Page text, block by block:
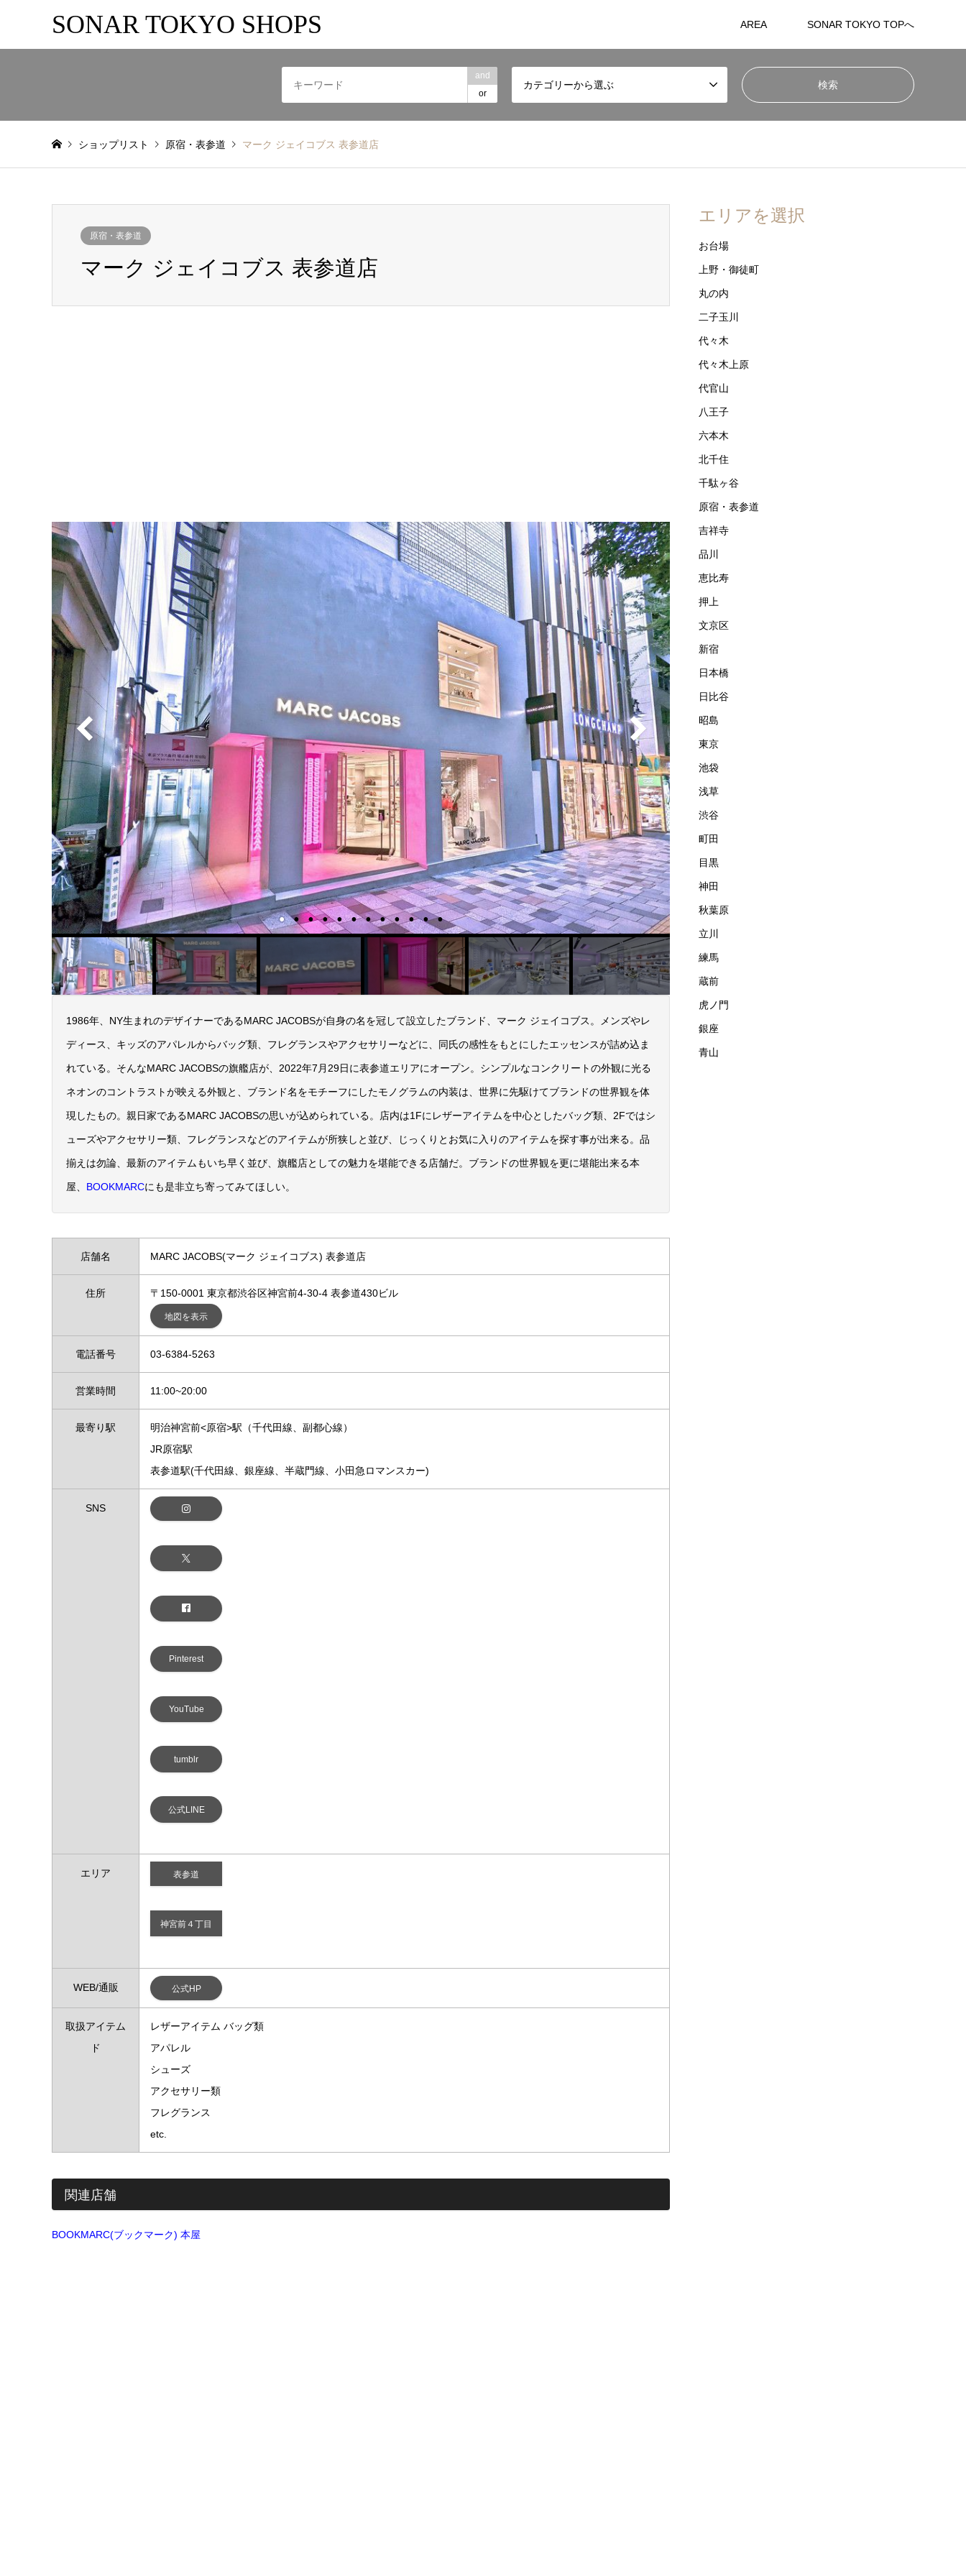
SONAR TOKYO SHOPS AREA SONAR TOKYO TOPへ
and
or
カテゴリーから選ぶ
ショップリスト 原宿・表参道 マーク ジェイコブス 表参道店
原宿・表参道
マーク ジェイコブス 表参道店
1986年、NY生まれのデザイナーであるMARC JACOBSが自身の名を冠して設立したブランド、マーク ジェイコブス。メンズやレ
ディース、キッズのアパレルからバッグ類、フレグランスやアクセサリーなどに、同氏の感性をもとにしたエッセンスが詰め込ま
れている。そんなMARC JACOBSの旗艦店が、2022年7月29日に表参道エリアにオープン。シンプルなコンクリートの外観に光る
ネオンのコントラストが映える外観と、ブランド名をモチーフにしたモノグラムの内装は、世界に先駆けてブランドの世界観を体
現したもの。親日家であるMARC JACOBSの思いが込められている。店内は1Fにレザーアイテムを中心としたバッグ類、2Fではシ
ューズやアクセサリー類、フレグランスなどのアイテムが所狭しと並び、じっくりとお気に入りのアイテムを探す事が出来る。品
揃えは勿論、最新のアイテムもいち早く並び、旗艦店としての魅力を堪能できる店舗だ。ブランドの世界観を更に堪能出来る本
屋、 BOOKMARCにも是非立ち寄ってみてほしい。
店舗名 MARC JACOBS(マーク ジェイコブス) 表参道店
住所 〒150-0001 東京都渋谷区神宮前4-30-4 表参道430ビル
地図を表示
電話番号 03-6384-5263
営業時間 11:00~20:00
最寄り駅
明治神宮前<原宿>駅（千代田線、副都心線）
JR原宿駅
表参道駅(千代田線、銀座線、半蔵門線、小田急ロマンスカー)
SNS
Pinterest
YouTube
tumblr
公式LINE
エリア 表参道
神宮前４丁目
WEB/通販 公式HP
取扱アイテム
ド
レザーアイテム バッグ類
アパレル
シューズ
アクセサリー類
フレグランス
etc.
関連店舗
BOOKMARC(ブックマーク) 本屋
エリアを選択
お台場
上野・御徒町
丸の内
二子玉川
代々木
代々木上原
代官山
八王子
六本木
北千住
千駄ヶ谷
原宿・表参道
吉祥寺
品川
恵比寿
押上
文京区
新宿
日本橋
日比谷
昭島
東京
池袋
浅草
渋谷
町田
目黒
神田
秋葉原
立川
練馬
蔵前
虎ノ門
銀座
青山